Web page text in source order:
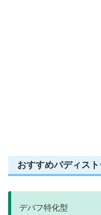
おすすめバディス
デバフ特化型